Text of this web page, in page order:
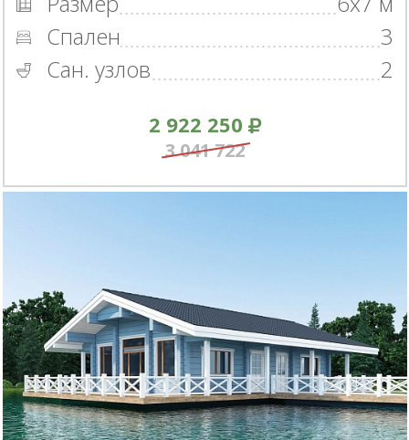
Спален
3
Сан. узлов
2
2 922 250
3 041 722